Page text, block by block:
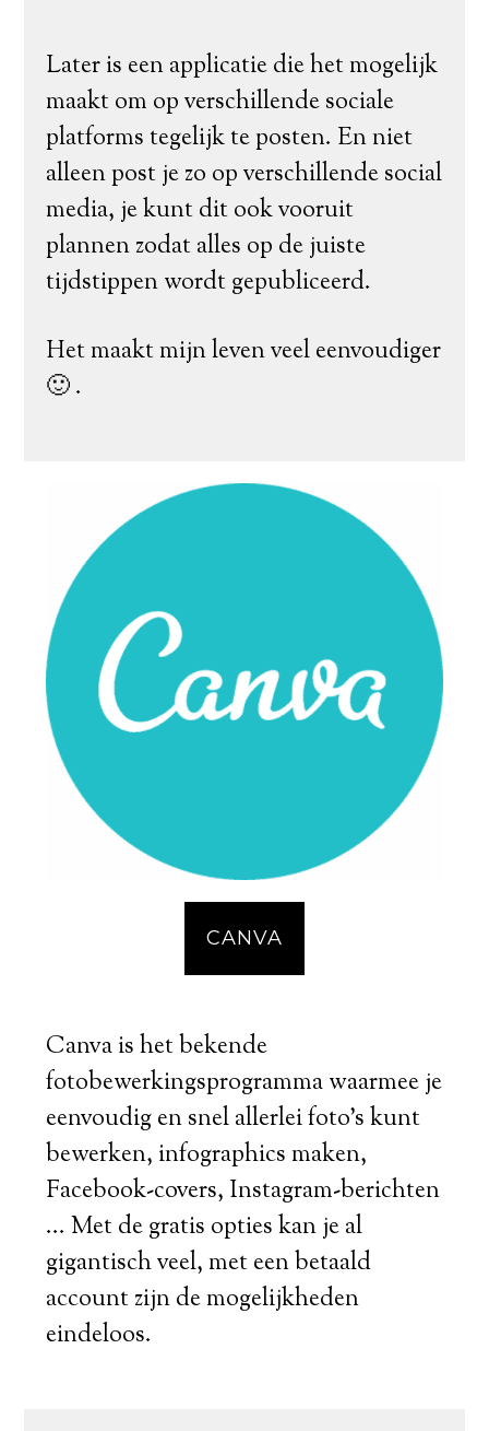
Later is een applicatie die het mogelijk
maakt om op verschillende sociale
platforms tegelijk te posten. En niet
alleen post je zo op verschillende social
media, je kunt dit ook vooruit
plannen zodat alles op de juiste
tijdstippen wordt gepubliceerd.
Het maakt mijn leven veel eenvoudiger
🙂 .
CANVA
Canva is het bekende
fotobewerkingsprogramma waarmee je
eenvoudig en snel allerlei foto's kunt
bewerken, infographics maken,
Facebook-covers, Instagram-berichten
... Met de gratis opties kan je al
gigantisch veel, met een betaald
account zijn de mogelijkheden
eindeloos.